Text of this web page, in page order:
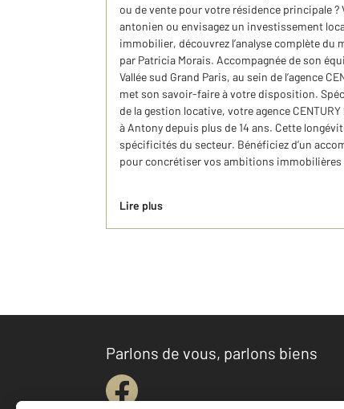
ou de vente pour votre résidence principale
antonien ou envisagez un investissement
immobilier, découvrez l’analyse complète
par Patricia Morais. Accompagnée de son
Vallée sud Grand Paris, au sein de l’agence
met son savoir-faire à votre disposition.
de la gestion locative, votre agence
à Antony depuis plus de 14 ans. Cette
spécificités du secteur. Bénéficiez d’un
pour concrétiser vos ambitions
Lire plus
Parlons de vous, parlons biens